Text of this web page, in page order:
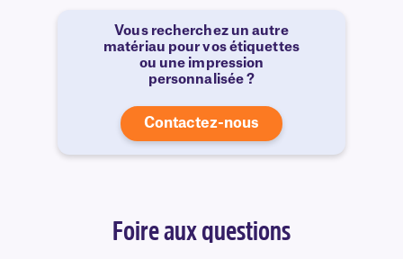
Vous recherchez un autre
matériau pour vos étiquettes
ou une impression
personnalisée ?
Contactez-nous
Foire aux questions